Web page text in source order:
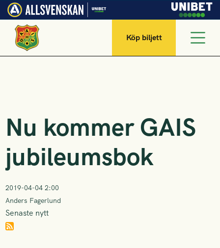
Köp biljett
Nu kommer GAIS
jubileumsbok
2019-04-04 2:00
Anders Fagerlund
Senaste nytt